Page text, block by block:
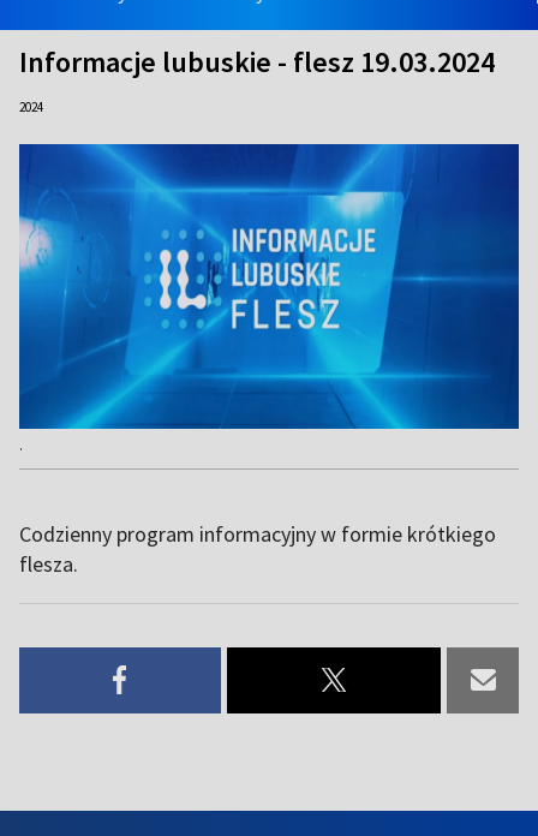
Informacje lubuskie - flesz 19.03.2024
2024
.
Codzienny program informacyjny w formie krótkiego
flesza.